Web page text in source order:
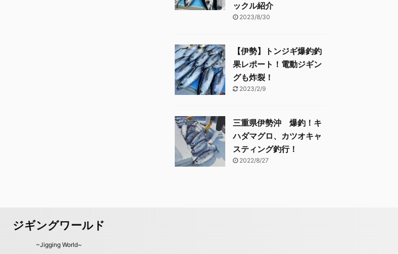
ックル紹介
2023/8/30
【伊勢】トンジギ爆釣釣
果レポート！電動ジギン
グも炸裂！
2023/2/9
三重県伊勢沖 爆釣！キ
ハダマグロ、カツオキャ
スティング釣行！
2022/8/27
ジギングワールド
~Jigging World~